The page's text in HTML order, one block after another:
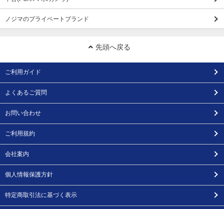
ノジマのプライベートブランド
先頭へ戻る
ご利用ガイド
よくあるご質問
お問い合わせ
ご利用規約
会社案内
個人情報保護方針
特定商取引法に基づく表示